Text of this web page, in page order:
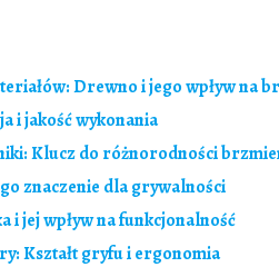
Drewno i jego wpływ na
i jakość wykonania
Klucz do różnorodności
znaczenie dla grywalności
i jej wpływ na funkcjonalność
Kształt gryfu i ergonomia